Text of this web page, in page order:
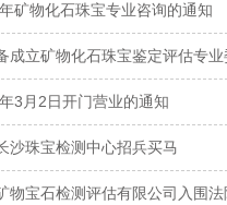
矿物化石珠宝专业咨询的通知
成立矿物化石珠宝鉴定评估专业
3月2日开门营业的通知
沙珠宝检测中心招兵买马
物宝石检测评估有限公司入围法